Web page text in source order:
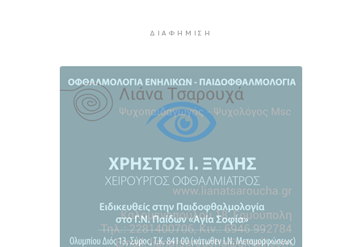
Στις 2 Σεπτεμβρίου η παρουσίαση του
οικονομικού προγράμματος της ΕΛ.Α.Σ. στη
Θεσσαλονίκη
6 ώρες 22 λεπτά πρίν
ΔΙΑΦΉΜΙΣΗ